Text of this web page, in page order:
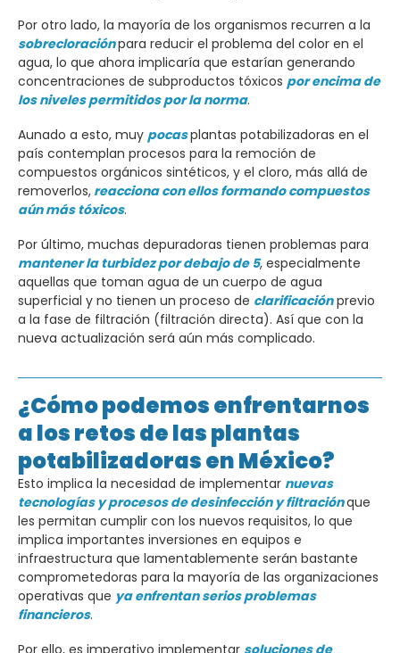
Por otro lado, la mayoría de los organismos recurren a la
sobrecloraciónpara reducir el problema del color en el
agua, lo que ahora implicaría que estarían generando
concentraciones de subproductos tóxicos por encima de
los niveles permitidos por la norma.
Aunado a esto, muy pocasplantas potabilizadoras en el
país contemplan procesos para la remoción de
compuestos orgánicos sintéticos, y el cloro, más allá de
removerlos, reacciona con ellos formando compuestos
aún más tóxicos.
Por último, muchas depuradoras tienen problemas para
mantener la turbidez por debajo de 5, especialmente
aquellas que toman agua de un cuerpo de agua
superficial y no tienen un proceso de clarificaciónprevio
a la fase de filtración (filtración directa). Así que con la
nueva actualización será aún más complicado.
¿Cómo podemos enfrentarnos
a los retos de las plantas
potabilizadoras en México?
Esto implica la necesidad de implementar nuevas
tecnologías y procesos de desinfección y filtraciónque
les permitan cumplir con los nuevos requisitos, lo que
implica importantes inversiones en equipos e
infraestructura que lamentablemente serán bastante
comprometedoras para la mayoría de las organizaciones
operativas que ya enfrentan serios problemas
financieros.